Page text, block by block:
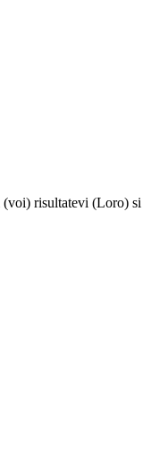
(voi) risultatevi (Loro) si